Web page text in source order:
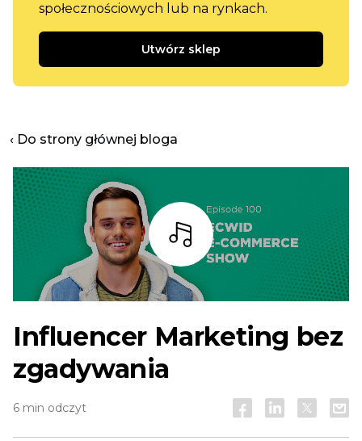
społecznościowych lub na rynkach.
Utwórz sklep
‹ Do strony głównej bloga
Słuchaj
Influencer Marketing bez
zgadywania
6 min odczyt